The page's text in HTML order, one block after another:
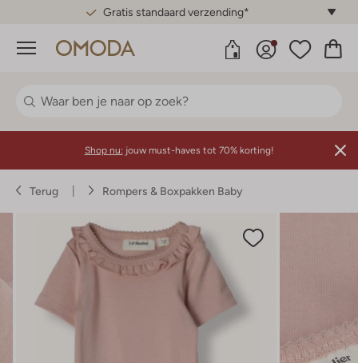
Gratis standaard verzending*
Menu
Shop nu: jouw must-haves tot 70% korting!
Terug Rompers & Boxpakken Baby